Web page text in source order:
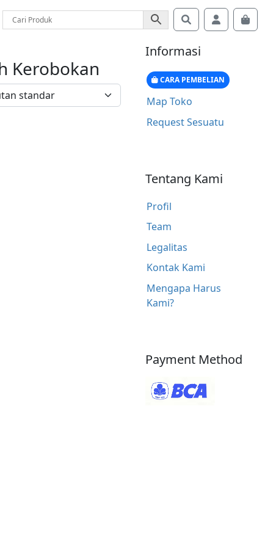
SearchAccount
Kerobokan
Informasi
CARA PEMBELIAN
Map Toko
Request Sesuatu
Tentang Kami
Profil
Team
Legalitas
Kontak Kami
Mengapa Harus
Kami?
Payment Method